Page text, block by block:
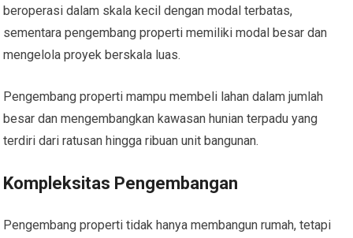
beroperasi dalam skala kecil dengan modal terbatas,
sementara pengembang properti memiliki modal besar dan
mengelola proyek berskala luas.
Pengembang properti mampu membeli lahan dalam jumlah
besar dan mengembangkan kawasan hunian terpadu yang
terdiri dari ratusan hingga ribuan unit bangunan.
Kompleksitas Pengembangan
Pengembang properti tidak hanya membangun rumah, tetapi